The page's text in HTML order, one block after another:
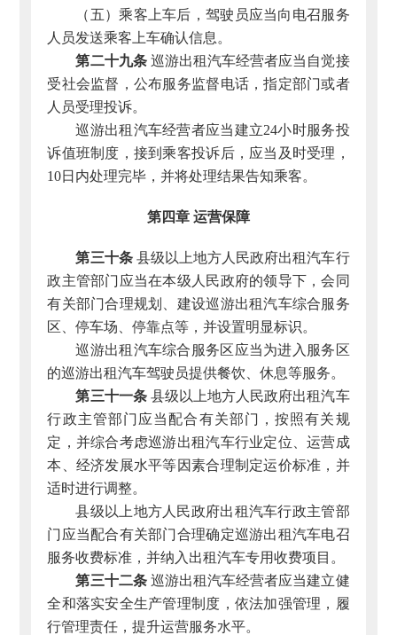
（五）乘客上车后，驾驶员应当向电召服务
人员发送乘客上车确认信息。
第二十九条巡游出租汽车经营者应当自觉接
受社会监督，公布服务监督电话，指定部门或者
人员受理投诉。
巡游出租汽车经营者应当建立24小时服务投
诉值班制度，接到乘客投诉后，应当及时受理，
10日内处理完毕，并将处理结果告知乘客。
第四章 运营保障
第三十条县级以上地方人民政府出租汽车行
政主管部门应当在本级人民政府的领导下，会同
有关部门合理规划、建设巡游出租汽车综合服务
区、停车场、停靠点等，并设置明显标识。
巡游出租汽车综合服务区应当为进入服务区
的巡游出租汽车驾驶员提供餐饮、休息等服务。
第三十一条县级以上地方人民政府出租汽车
行政主管部门应当配合有关部门，按照有关规
定，并综合考虑巡游出租汽车行业定位、运营成
本、经济发展水平等因素合理制定运价标准，并
适时进行调整。
县级以上地方人民政府出租汽车行政主管部
门应当配合有关部门合理确定巡游出租汽车电召
服务收费标准，并纳入出租汽车专用收费项目。
第三十二条巡游出租汽车经营者应当建立健
全和落实安全生产管理制度，依法加强管理，履
行管理责任，提升运营服务水平。